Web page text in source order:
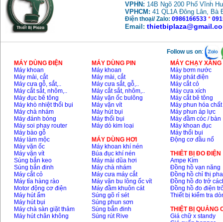
Binh khi Co2, chai khi
co2 han Mig
Price:
Price :50500000
May han que dien tu
KenMax ARC 315
Price:3550000VND
May han bam Hong
ky HB4KB (4KVA)
Price
Day cap han Samwon
Korea
Price:105000
May han que dien tu
VPHN: 14B Ngõ 200 Phố Vĩnh
VPHCM: 41 QL1A Đông Lân, Bà
Điện thoại/ Zalo: 0986166533 *
Email:
Follow us on:
MÁY DÙNG ĐIỆN
Máy khoan
Máy mài, cắt
Máy cưa gỗ, sắt,..
Máy cắt sắt, nhôm,..
Máy đục bê tông
Máy khò nhiệt thổi bụi
Máy chà nhám
Máy đánh bóng
Máy soi phay router
Máy bào gỗ
Máy làm mộc
Máy vặn ốc
Máy vặn vít
Súng bắn keo
Súng bắn đinh
Máy cắt cỏ
Máy tỉa hàng rào
Motor động cơ điện
Máy hút ẩm
Máy hút bụi
Máy chà sàn giặt thảm
Máy hút chân không
MÁY DÙNG PIN
Máy khoan
Máy mài, cắt
Máy cưa sắt, gỗ,..
Máy cắt sắt, nhôm,..
Máy vặn ốc bulông
Máy vặn vít
Máy hút bụi
Máy thổi bụi
Máy dò kim loại
MÁY DÙNG HƠI
Máy khoan khí nén
Búa đục khí nén
Máy mài dũa hơi
Máy chà nhám
Máy cưa máy cắt
Máy vặn bu lông ốc vít
Máy đầm khuôn cát
Súng gõ rỉ sét
Súng phun sơn
Súng bắn đinh
Súng rút Rive
MÁY CHẠY
Máy bơm nước
Máy phát điện
Máy cắt cỏ
Máy cưa xích
Máy cắt bê tông
Máy phun hóa chất
Máy phun áp lực
Máy đầm cóc / bàn
Máy khoan đục
Máy thổi bụi
Động cơ đầu nổ
THIÊT BỊ ĐO ĐIỆN
Ampe Kìm
Đồng hồ vạn năng
Đồng hồ chỉ thị pha
Đồng hồ đo trở
Đồng hồ đo điện
Thiết bị kiểm tra
THIỆT BỊ QUẢNG
Giá chữ x standy